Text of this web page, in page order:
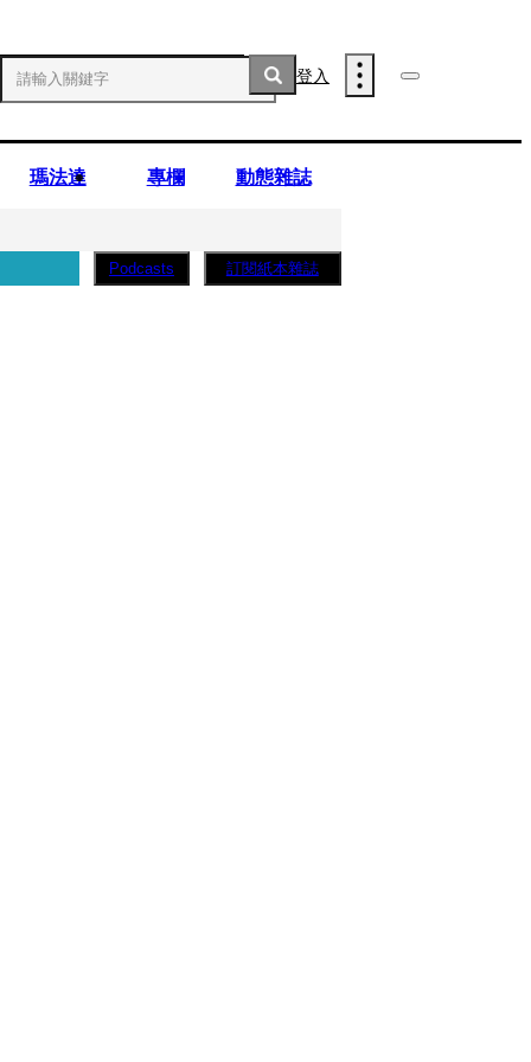
登入
瑪法達 專欄 動態雜誌
Podcasts 訂閱紙本雜誌